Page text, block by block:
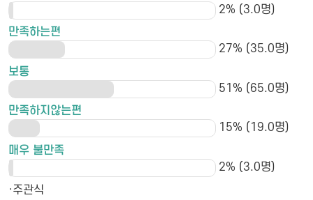
2% (3.0명)
만족하는편
27% (35.0명)
보통
51% (65.0명)
만족하지않는편
15% (19.0명)
매우 불만족
2% (3.0명)
·주관식